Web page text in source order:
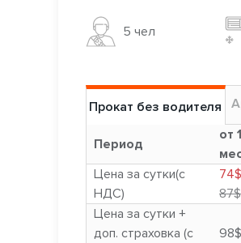
5 чел
Прокат без водителя
Период
от 1
Цена за сутки(с
НДС)
74$
87$
Цена за сутки +
доп. страховка (с
98$